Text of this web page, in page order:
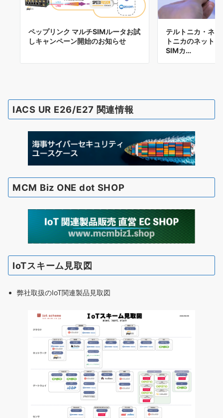
ペップリンク マルチSIMルータお試
しキャンペーン開始のお知らせ
テルトニカ・ネ
トニカのネット
SIMカ…
IACS UR E26/E27 関連情報
MCM Biz ONE dot SHOP
IoTスキーム見取図
弊社取扱のIoT関連製品見取図